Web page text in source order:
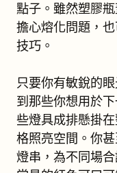
點子。雖然塑膠
擔心熔化問題，
技巧。
只要你有敏銳的
到那些你想用於
些燈具成排懸掛
格照亮空間。你
燈串，為不同場